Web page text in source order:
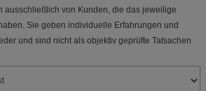
ausschließlich von Kunden, die das jeweilige
Sie geben individuelle Erfahrungen und
und sind nicht als objektiv geprüfte Tatsachen